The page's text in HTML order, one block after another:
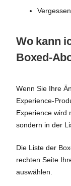
Wo kann
Boxed-
Wenn Sie Ihre
Experience-
Experience wird
sondern in der
Die Liste der
rechten Seite
auswählen.